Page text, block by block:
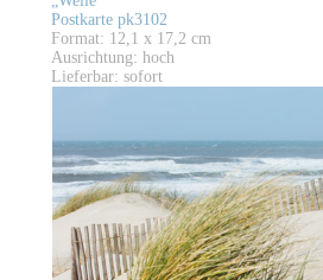
Postkarte pk3102
Format: 12,1 x 17,2 cm
Ausrichtung: hoch
Lieferbar: sofort